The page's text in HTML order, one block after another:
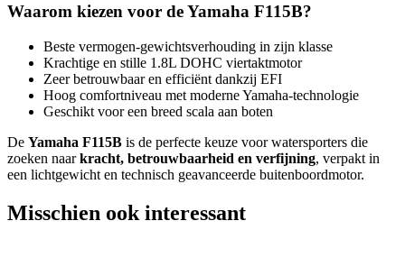
Waarom kiezen voor de Yamaha F115B?
Beste vermogen-gewichtsverhouding in zijn klasse
Krachtige en stille 1.8L DOHC viertaktmotor
Zeer betrouwbaar en efficiënt dankzij EFI
Hoog comfortniveau met moderne Yamaha-technologie
Geschikt voor een breed scala aan boten
De Yamaha F115B is de perfecte keuze voor watersporters die
zoeken naarkracht, betrouwbaarheid en verfijning, verpakt in
een lichtgewicht en technisch geavanceerde buitenboordmotor.
Misschien ook interessant